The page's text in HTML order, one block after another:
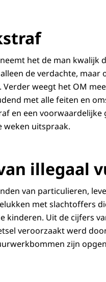
het de man kwalijk
de verdachte, maar
weegt het OM
met alle feiten en
en een
weken uitspraak.
illegaal
van particulieren,
met slachtoffers
kinderen. Uit de cijfers
veroorzaakt werd
zijn